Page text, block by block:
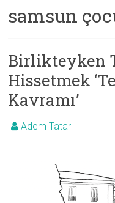
Psikolojik
|
Aile
|
Samsun
Psikolog
samsun
Birlikteyken
Hissetmek
Kavramı’
Adem Tatar